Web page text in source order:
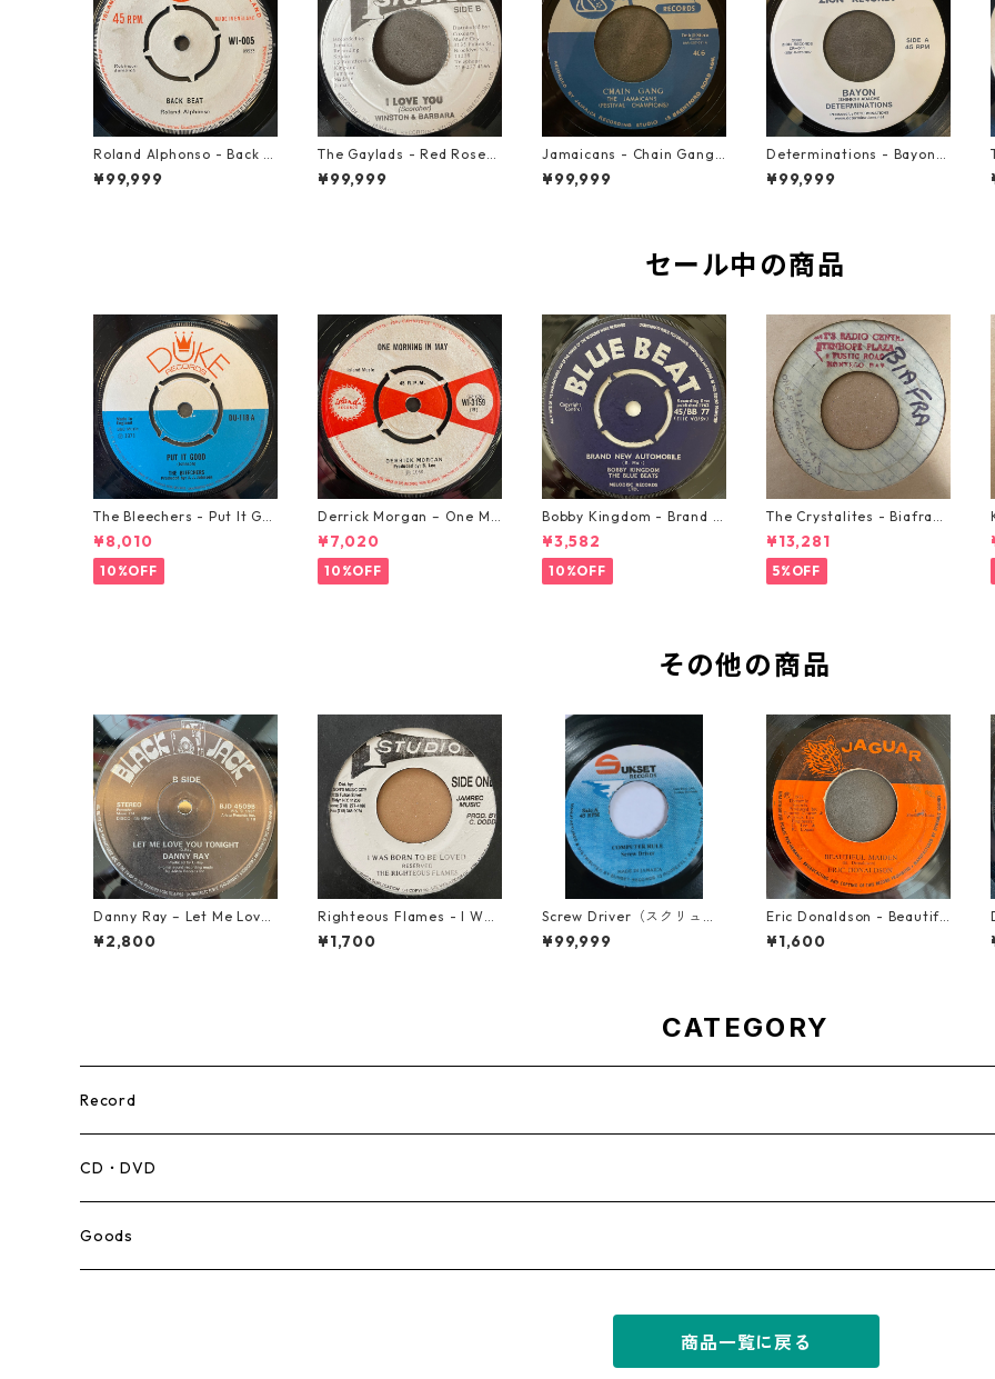
Roland Alphonso - Back B
eat【7-21909】
¥99,999
The Gaylads - Red Rose
【7-21853】
¥99,999
Jamaicans - Chain Gang
【7-21911】
¥99,999
Determinations - Bayon
【7-21865】
¥99,999
セール中の商品
The Bleechers - Put It Go
od 【7-21637】
¥8,010
10%OFF
Derrick Morgan – One Mo
rning In May【7-21653】
¥7,020
10%OFF
Bobby Kingdom - Brand N
ew Automobile【7-2088
9】
¥3,582
10%OFF
The Crystalites - Biafra
【7-21293】
¥13,281
5%OFF
その他の商品
Danny Ray – Let Me Love
You Tonight【12-30001】
¥2,800
Righteous Flames - I Was
Born To Be Loved【7-2119
1】
¥1,700
Screw Driver（スクリュー
ドライバー） - Computer
Rule【7'】
¥99,999
Eric Donaldson - Beautifu
l Maiden【7-21788】
¥1,600
CATEGORY
Record
Mento,Calypso,Ballad
Ska
CD・DVD
Goods
商品一覧に戻る